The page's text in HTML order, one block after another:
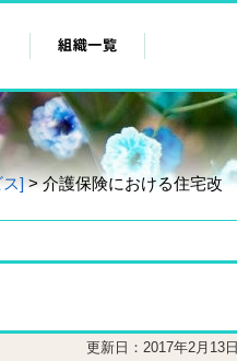
ス]> 介護保険における住宅改
更新日：2017年2月13日